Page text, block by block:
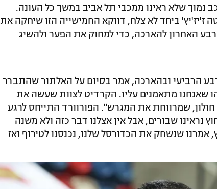
נמוך שלא ראינו ממכבי תל אביב במשך כל העונה.
ז'יז'יץ' ביחד לא צלח, דווקא החמישייה הזו שיחקה את
שבהן האלופה רצה 8:30 בין הרבע האחרון להארכה, כדי למחוק את הפער ולהשיג
שלו ברבע הרביעי ובהארכה, אמר בסיום על האלתור שהתברר
שאנחנו מתאמנים עליו. הקרדיט לצוות שעשה את
שמרווחת את המגרש". הפורוורד התייחס לרגע
נראינו שבורים, אבל אין אצלנו דבר כזה ולא משנה
אמרנו שנשחק את הכדורסל שלנו, נכנסנו לטירוף ואז